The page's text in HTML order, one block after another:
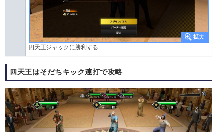
四天王ジャックに勝利する
四天王はそだちキック連打で攻略